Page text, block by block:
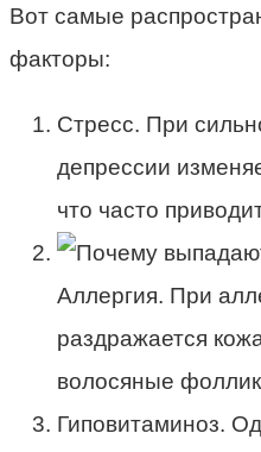
Вот самые
факторы:
Стресс. При
депрессии
что часто
Аллергия. При
раздражается
волосяные
Гиповитаминоз.